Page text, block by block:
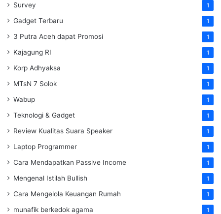
Survey 1
Gadget Terbaru 1
3 Putra Aceh dapat Promosi 1
Kajagung RI 1
Korp Adhyaksa 1
MTsN 7 Solok 1
Wabup 1
Teknologi & Gadget 1
Review Kualitas Suara Speaker 1
Laptop Programmer 1
Cara Mendapatkan Passive Income 1
Mengenal Istilah Bullish 1
Cara Mengelola Keuangan Rumah 1
munafik berkedok agama 1